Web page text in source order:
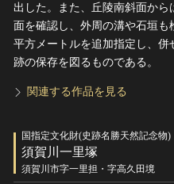
出した。また、丘陵南斜面か
面を確認し、外周の溝や石垣
平方メートルを追加指定し、
跡の保存を図るものである。
関連する作品を見る
国指定文化財(史跡名勝天然記念物)
須賀川一里塚
須賀川市字一里担・字高久田境